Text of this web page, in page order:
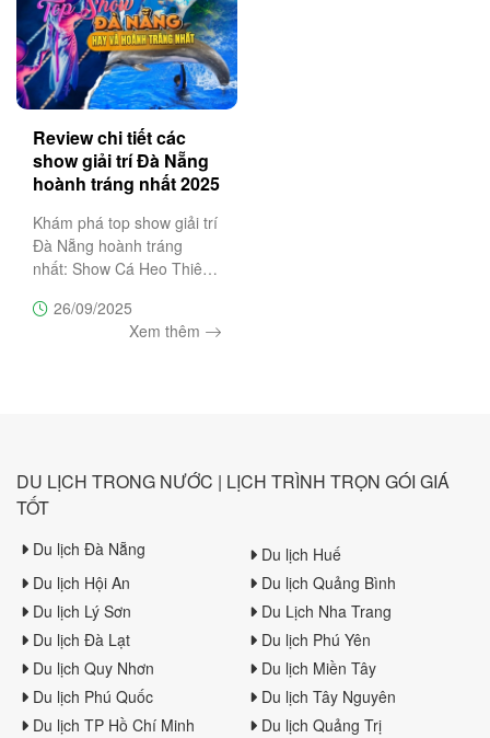
Review chi tiết các
show giải trí Đà Nẵng
hoành tráng nhất 2025
Khám phá top show giải trí
Đà Nẵng hoành tráng
nhất: Show Cá Heo Thiên
An, Charming Đà Nẵng, À
Ố Show. Đặt vé ưu đãi
26/09/2025
Xem thêm
DU LỊCH TRONG NƯỚC | LỊCH TRÌNH TRỌN GÓI GIÁ
TỐT
Du lịch Đà Nẵng
Du lịch Huế
Du lịch Hội An
Du lịch Quảng Bình
Du lịch Lý Sơn
Du Lịch Nha Trang
Du lịch Đà Lạt
Du lịch Phú Yên
Du lịch Quy Nhơn
Du lịch Miền Tây
Du lịch Phú Quốc
Du lịch Tây Nguyên
Du lịch TP Hồ Chí Minh
Du lịch Quảng Trị